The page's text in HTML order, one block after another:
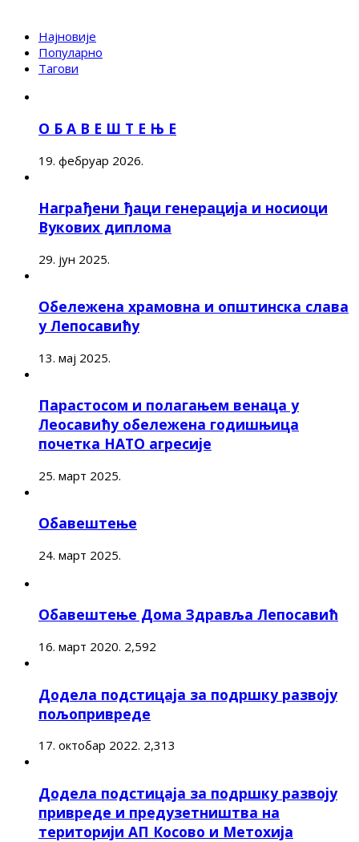
Најновије
Популарно
Тагови
О Б А В Е Ш Т Е Њ Е
19. фебруар 2026.
Награђени ђаци генерација и носиоци
Вукових диплома
29. јун 2025.
Обележена храмовна и општинска слава
у Лепосавићу
13. мај 2025.
Парастосом и полагањем венаца у
Леосавићу обележена годишњица
почетка НАТО агресије
25. март 2025.
Обавештење
24. март 2025.
Обавештење Дома Здравља Лепосавић
16. март 2020. 2,592
Додела подстицаја за подршку развоју
пољопривреде
17. октобар 2022. 2,313
Додела подстицаја за подршку развоју
привреде и предузетништва на
територији АП Косово и Метохија